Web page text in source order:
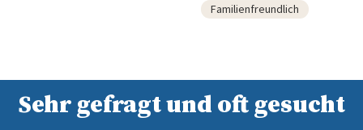
Familienfreundlich
Sehr gefragt und oft gesucht